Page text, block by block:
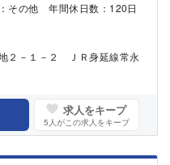
その他 年間休日数：120日
２－１－２ ＪＲ身延線常永
求人をキープ
5 人がこの求人をキープ